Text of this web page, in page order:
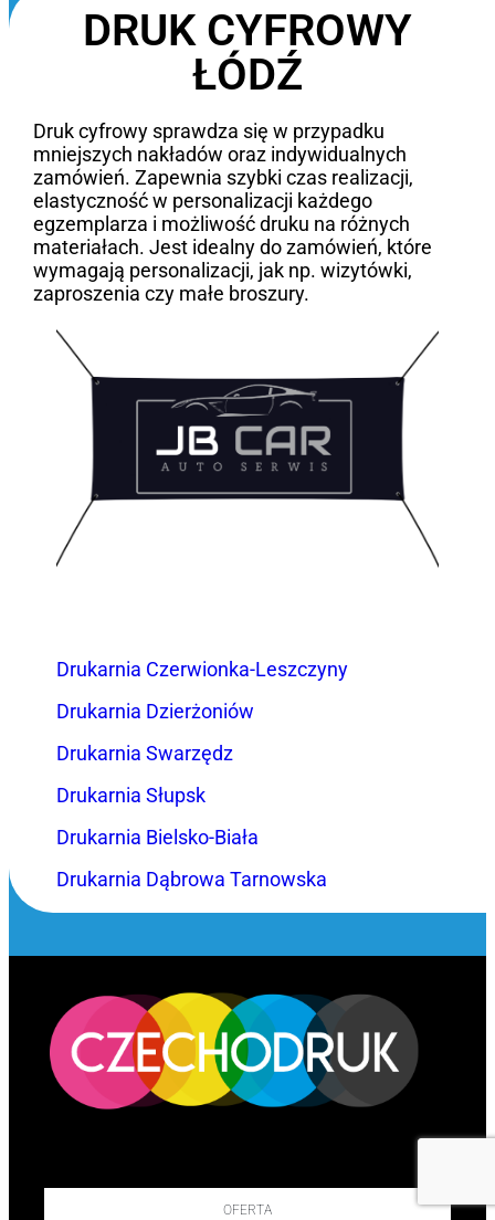
DRUK CYFROWY
ŁÓDŹ
Druk cyfrowy sprawdza się w przypadku
mniejszych nakładów oraz indywidualnych
zamówień. Zapewnia szybki czas realizacji,
elastyczność w personalizacji każdego
egzemplarza i możliwość druku na różnych
materiałach. Jest idealny do zamówień, które
wymagają personalizacji, jak np. wizytówki,
zaproszenia czy małe broszury.
Drukarnia Czerwionka-Leszczyny
Drukarnia Dzierżoniów
Drukarnia Swarzędz
Drukarnia Słupsk
Drukarnia Bielsko-Biała
Drukarnia Dąbrowa Tarnowska
OFERTA